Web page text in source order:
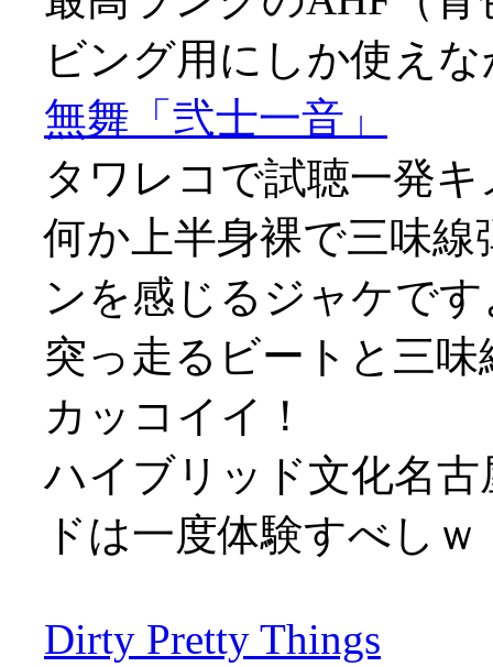
ビング用にしか使え
無舞「弐士一音」
タワレコで試聴一発
何か上半身裸で三味
ンを感じるジャケで
突っ走るビートと三
カッコイイ！
ハイブリッド文化名
ドは一度体験すべしｗ
Dirty Pretty Things